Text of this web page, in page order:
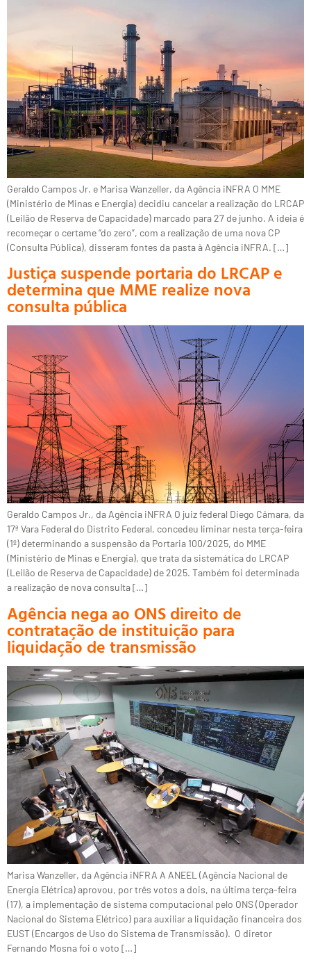
Geraldo Campos Jr. e Marisa Wanzeller, da Agência iNFRA O MME
(Ministério de Minas e Energia) decidiu cancelar a realização do LRCAP
(Leilão de Reserva de Capacidade) marcado para 27 de junho. A ideia é
recomeçar o certame “do zero”, com a realização de uma nova CP
(Consulta Pública), disseram fontes da pasta à Agência iNFRA. […]
Justiça suspende portaria do LRCAP e
determina que MME realize nova
consulta pública
Geraldo Campos Jr., da Agência iNFRA O juiz federal Diego Câmara, da
17ª Vara Federal do Distrito Federal, concedeu liminar nesta terça-feira
(1º) determinando a suspensão da Portaria 100/2025, do MME
(Ministério de Minas e Energia), que trata da sistemática do LRCAP
(Leilão de Reserva de Capacidade) de 2025. Também foi determinada
a realização de nova consulta […]
Agência nega ao ONS direito de
contratação de instituição para
liquidação de transmissão
Marisa Wanzeller, da Agência iNFRA A ANEEL (Agência Nacional de
Energia Elétrica) aprovou, por três votos a dois, na última terça-feira
(17), a implementação de sistema computacional pelo ONS (Operador
Nacional do Sistema Elétrico) para auxiliar a liquidação financeira dos
EUST (Encargos de Uso do Sistema de Transmissão). O diretor
Fernando Mosna foi o voto […]